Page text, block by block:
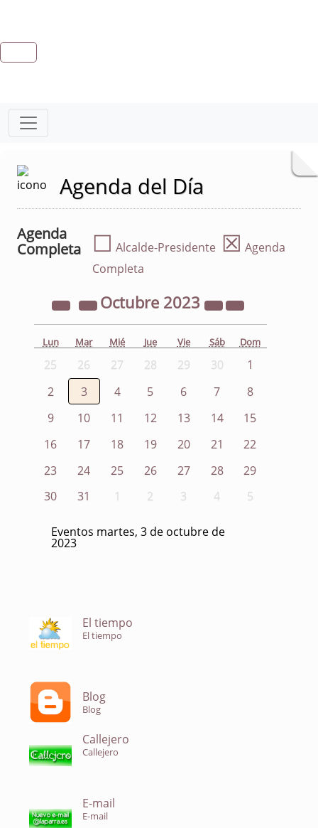
Agenda del Día
Agenda
Completa
☐ Alcalde-Presidente ☒ Agenda
Completa
Octubre 2023
Lun Mar Mié Jue Vie Sáb Dom
25 26 27 28 29 30
1
2
3 4 5 6 7
8
9
10 11 12 13 14
15
16
17 18 19 20 21
22
23
24 25 26 27 28
29
30
31 1 2 3 4 5
Eventos martes, 3 de octubre de
2023
El tiempo
El tiempo
Blog
Blog
Callejero
Callejero
E-mail
E-mail